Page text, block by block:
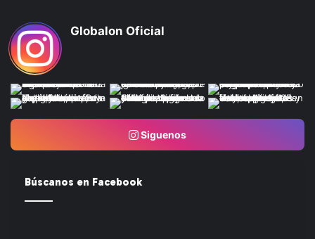
Globalon Oficial
Siguenos
Búscanos en Facebook